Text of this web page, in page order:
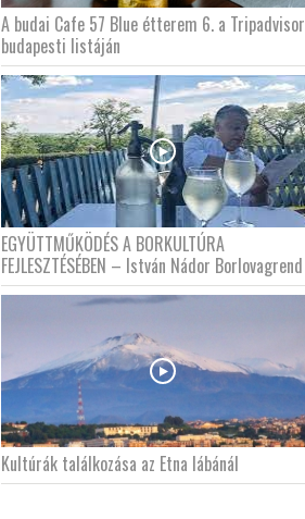
A budai Cafe 57 Blue étterem 6. a Tripadvisor
budapesti listáján
EGYÜTTMŰKÖDÉS A BORKULTÚRA
FEJLESZTÉSÉBEN – István Nádor Borlovagrend
Kultúrák találkozása az Etna lábánál